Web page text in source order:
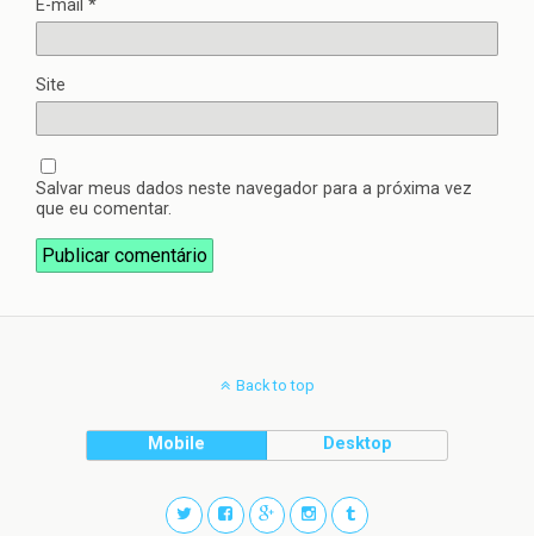
E-mail *
Site
Salvar meus dados neste navegador para a próxima vez
que eu comentar.
Back to top
Mobile Desktop